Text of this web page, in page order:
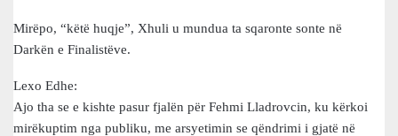
Mirëpo, “këtë huqje”, Xhuli u mundua ta sqaronte sonte në
Darkën e Finalistëve.
Lexo Edhe:
Ajo tha se e kishte pasur fjalën për Fehmi Lladrovcin, ku kërkoi
mirëkuptim nga publiku, me arsyetimin se qëndrimi i gjatë në